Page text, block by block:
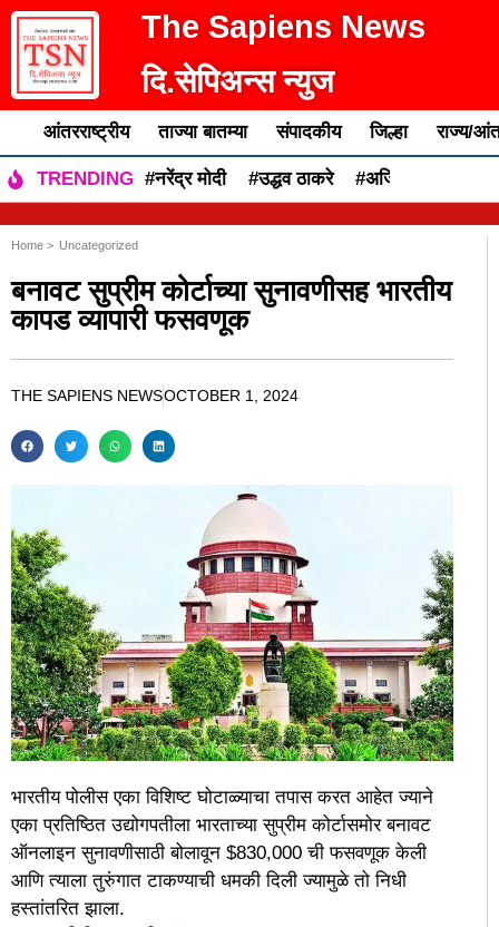
The Sapiens News
दि.सेपिअन्स न्युज
आंतरराष्ट्रीय ताज्या बातम्या संपादकीय जिल्हा राज्य/
TRENDING #नरेंद्र मोदी #उद्धव ठाकरे #अजित पवार
Home > Uncategorized
बनावट सुप्रीम कोर्टाच्या सुनावणीसह भारतीय
कापड व्यापारी फसवणूक
THE SAPIENS NEWSOCTOBER 1, 2024
भारतीय पोलीस एका विशिष्ट घोटाळ्याचा तपास करत आहेत ज्याने
एका प्रतिष्ठित उद्योगपतीला भारताच्या सुप्रीम कोर्टासमोर बनावट
ऑनलाइन सुनावणीसाठी बोलावून $830,000 ची फसवणूक केली
आणि त्याला तुरुंगात टाकण्याची धमकी दिली ज्यामुळे तो निधी
हस्तांतरित झाला.